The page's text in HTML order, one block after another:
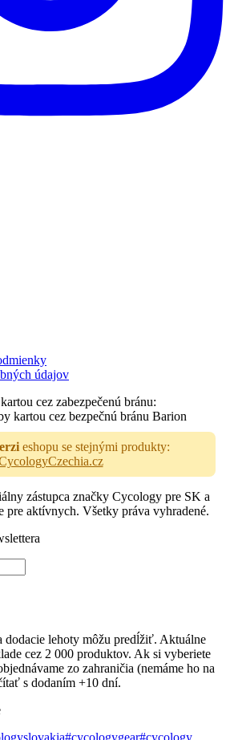
údajov
cez zabezpečenú bránu:
eshopu se stejnými produkty:
zástupca značky Cycology pre SK a
pre aktívnych. Všetky práva vyhradené.
lehoty môžu predĺžiť. Aktuálne
cez 2 000 produktov. Ak si vyberiete
zo zahraničia (nemáme ho na
s dodaním +10 dní.